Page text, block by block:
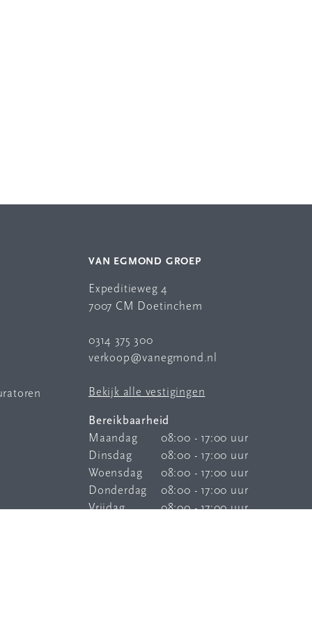
VAN EGMOND GROEP
Expeditieweg 4
7007 CM Doetinchem
0314 375 300
verkoop@vanegmond.nl
Bekijk alle vestigingen
Bereikbaarheid
Maandag
08:00 - 17:00 uur
Dinsdag
08:00 - 17:00 uur
Woensdag
08:00 - 17:00 uur
Donderdag
08:00 - 17:00 uur
Vrijdag
08:00 - 17:00 uur